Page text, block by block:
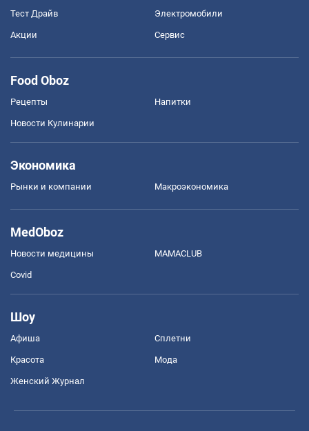
Тест Драйв Электромобили
Акции Сервис
Food Oboz
Рецепты Напитки
Новости Кулинарии
Экономика
Рынки и компании Mакроэкономика
MedOboz
Новости медицины MAMACLUB
Covid
Шоу
Афиша Сплетни
Красота Мода
Женский Журнал